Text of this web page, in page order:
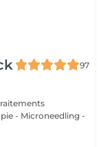
97
- Microneedling -